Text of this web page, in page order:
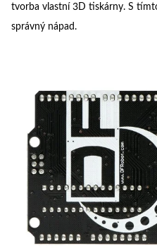
tvorba vlastní 3D tiskárny. S
správný nápad.